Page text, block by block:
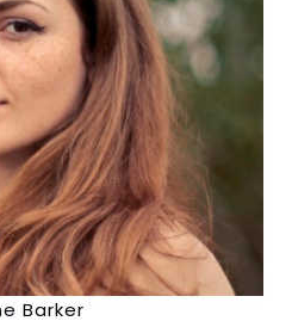
Barker